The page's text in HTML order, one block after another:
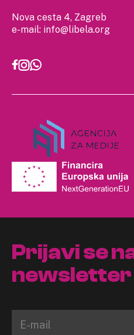
Nova cesta 4, Zagreb
e-mail: info@libela.org
Prijavi se
newsletter